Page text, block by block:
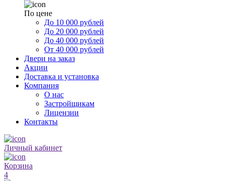
По цене
До 10 000 рублей
До 20 000 рублей
До 40 000 рублей
От 40 000 рублей
Двери на заказ
Акции
Доставка и установка
Компания
О нас
Застройщикам
Лицензии
Контакты
Личный кабинет
Корзина
4